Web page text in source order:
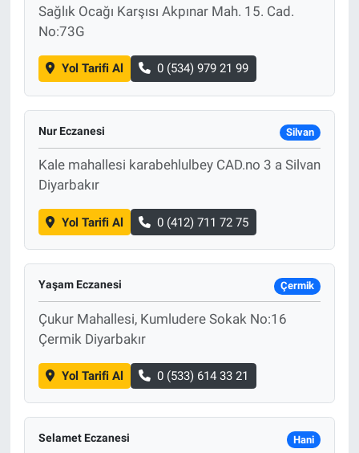
Sağlık Ocağı Karşısı Akpınar Mah. 15. Cad.
No:73G
Yol Tarifi Al 0 (534) 979 21 99
Nur Eczanesi Silvan
Kale mahallesi karabehlulbey CAD.no 3 a Silvan
Diyarbakır
Yol Tarifi Al 0 (412) 711 72 75
Yaşam Eczanesi Çermik
Çukur Mahallesi, Kumludere Sokak No:16
Çermik Diyarbakır
Yol Tarifi Al 0 (533) 614 33 21
Selamet Eczanesi Hani